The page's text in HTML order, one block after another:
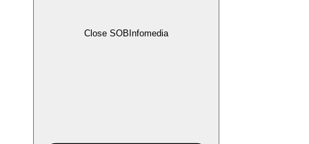
Close SOBInfomedia